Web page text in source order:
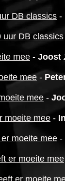
DB classics -
uur DB classics
mee - Joost
mee -
mee -
moeite mee -
moeite mee -
er moeite mee
er moeite